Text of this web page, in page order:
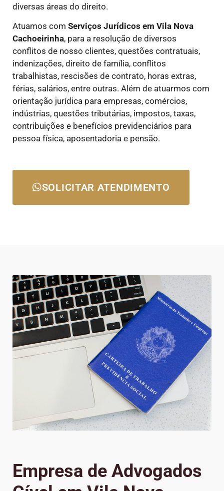
diversas áreas do direito.
Atuamos com Serviços Jurídicos em Vila Nova
Cachoeirinha, para a resolução de diversos
conflitos de nosso clientes, questões contratuais,
indenizações, direito de família, conflitos
trabalhistas, rescisões de contrato, horas extras,
férias, salários, entre outras. Além de atuarmos com
orientação jurídica para empresas, comércios,
indústrias, questões tributárias, impostos, taxas,
contribuições e benefícios previdenciários para
pessoa física, aposentadoria e pensão.
SOLICITAR ATENDIMENTO
Empresa de Advogados